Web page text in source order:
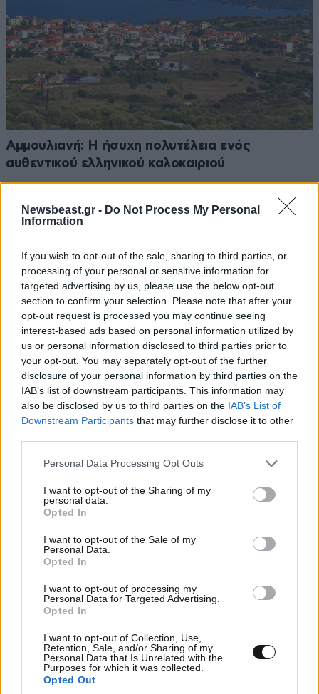
Newsbeast.gr - Do Not Process My Personal
Information
If you wish to opt-out of the sale, sharing to third parties, or
processing of your personal or sensitive information for
targeted advertising by us, please use the below opt-out
section to confirm your selection. Please note that after your
opt-out request is processed you may continue seeing
interest-based ads based on personal information utilized by
us or personal information disclosed to third parties prior to
your opt-out. You may separately opt-out of the further
disclosure of your personal information by third parties on the
IAB’s list of downstream participants. This information may
also be disclosed by us to third parties on the IAB’s List of
Downstream Participants that may further disclose it to other
Please note that this website/app uses one or more Google
not limited to your visit or usage behaviour. You may click to
grant or deny consent to Google and its third-party tags to
use your data for below specified purposes in below Google
consent section.
Personal Data Processing Opt Outs
I want to opt-out of the Sharing of my
personal data.
Opted In
I want to opt-out of the Sale of my
Personal Data.
Opted In
I want to opt-out of processing my
Personal Data for Targeted Advertising.
Opted In
I want to opt-out of Collection, Use,
Retention, Sale, and/or Sharing of my
Personal Data that Is Unrelated with the
Purposes for which it was collected.
Opted Out
Αμμουλιανή: Η ήσυχη πολυτέλεια ενός
αυθεντικού ελληνικού καλοκαιριού
Βαλέτα: Η μικρότερη ευρωπαϊκή πρωτεύουσα με
Χίος: Η παραλία που δεν μοιάζει με καμία άλλη